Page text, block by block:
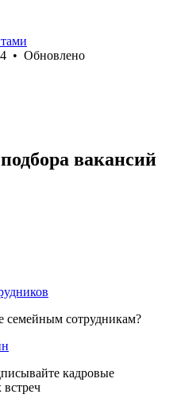
• Обновлено
вакансий
семейным сотрудникам?
кадровые